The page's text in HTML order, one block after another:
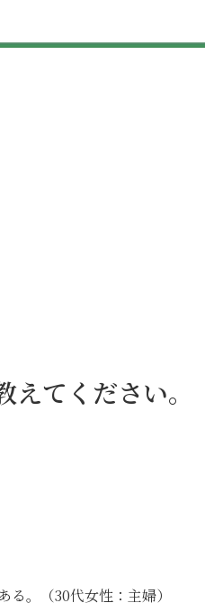
えてください。
。（30代女性：主婦）